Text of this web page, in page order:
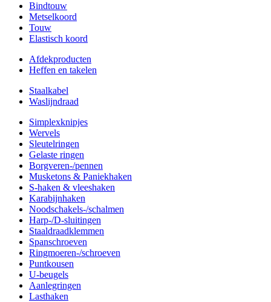
Bindtouw
Metselkoord
Touw
Elastisch koord
Afdekproducten
Heffen en takelen
Staalkabel
Waslijndraad
Simplexknipjes
Wervels
Sleutelringen
Gelaste ringen
Borgveren-/pennen
Musketons & Paniekhaken
S-haken & vleeshaken
Karabijnhaken
Noodschakels-/schalmen
Harp-/D-sluitingen
Staaldraadklemmen
Spanschroeven
Ringmoeren-/schroeven
Puntkousen
U-beugels
Aanlegringen
Lasthaken